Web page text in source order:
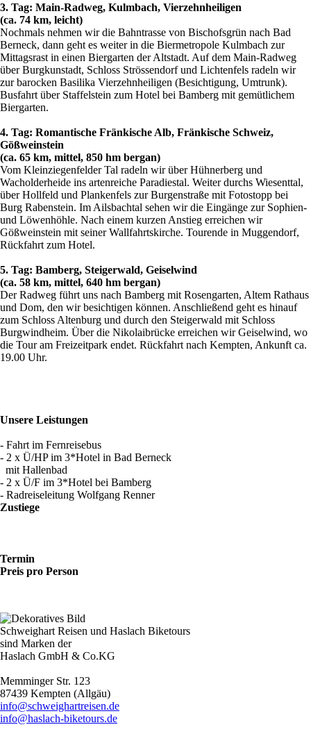
3. Tag: Main-Radweg, Kulmbach, Vierzehnheiligen
(ca. 74 km, leicht)
Nochmals nehmen wir die Bahntrasse von Bischofsgrün nach Bad
Berneck, dann geht es weiter in die Biermetropole Kulmbach zur
Mittagsrast in einen Biergarten der Altstadt. Auf dem Main-Radweg
über Burgkunstadt, Schloss Strössendorf und Lichtenfels radeln wir
zur barocken Basilika Vierzehnheiligen (Besichtigung, Umtrunk).
Busfahrt über Staffelstein zum Hotel bei Bamberg mit gemütlichem
Biergarten.
4. Tag: Romantische Fränkische Alb, Fränkische Schweiz,
Gößweinstein
(ca. 65 km, mittel, 850 hm bergan)
Vom Kleinziegenfelder Tal radeln wir über Hühnerberg und
Wacholderheide ins artenreiche Paradiestal. Weiter durchs Wiesenttal,
über Hollfeld und Plankenfels zur Burgenstraße mit Fotostopp bei
Burg Rabenstein. Im Ailsbachtal sehen wir die Eingänge zur Sophien-
und Löwenhöhle. Nach einem kurzen Anstieg erreichen wir
Gößweinstein mit seiner Wallfahrtskirche. Tourende in Muggendorf,
Rückfahrt zum Hotel.
5. Tag: Bamberg, Steigerwald, Geiselwind
(ca. 58 km, mittel, 640 hm bergan)
Der Radweg führt uns nach Bamberg mit Rosengarten, Altem Rathaus
und Dom, den wir besichtigen können. Anschließend geht es hinauf
zum Schloss Altenburg und durch den Steigerwald mit Schloss
Burgwindheim. Über die Nikolaibrücke erreichen wir Geiselwind, wo
die Tour am Freizeitpark endet. Rückfahrt nach Kempten, Ankunft ca.
19.00 Uhr.
Unsere Leistungen
- Fahrt im Fernreisebus
- 2 x Ü/HP im 3*Hotel in Bad Berneck
mit Hallenbad
- 2 x Ü/F im 3*Hotel bei Bamberg
- Radreiseleitung Wolfgang Renner
Zustiege
Termin
Preis pro Person
Schweighart Reisen und Haslach Biketours
sind Marken der
Haslach GmbH & Co.KG
Memminger Str. 123
87439 Kempten (Allgäu)
info@schweighartreisen.de
info@haslach-biketours.de